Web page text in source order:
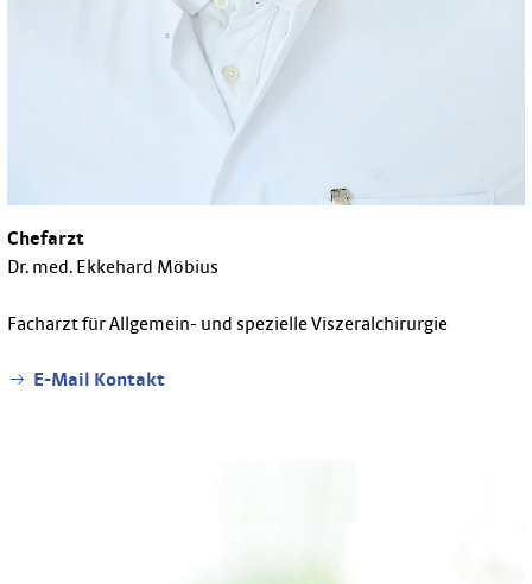
Chefarzt
Dr. med. Ekkehard Möbius
Facharzt für Allgemein- und spezielle Viszeralchirurgie
E-Mail Kontakt